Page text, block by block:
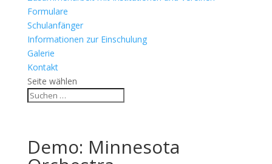
Formulare
Schulanfänger
Informationen zur Einschulung
Galerie
Kontakt
Seite wählen
Demo: Minnesota